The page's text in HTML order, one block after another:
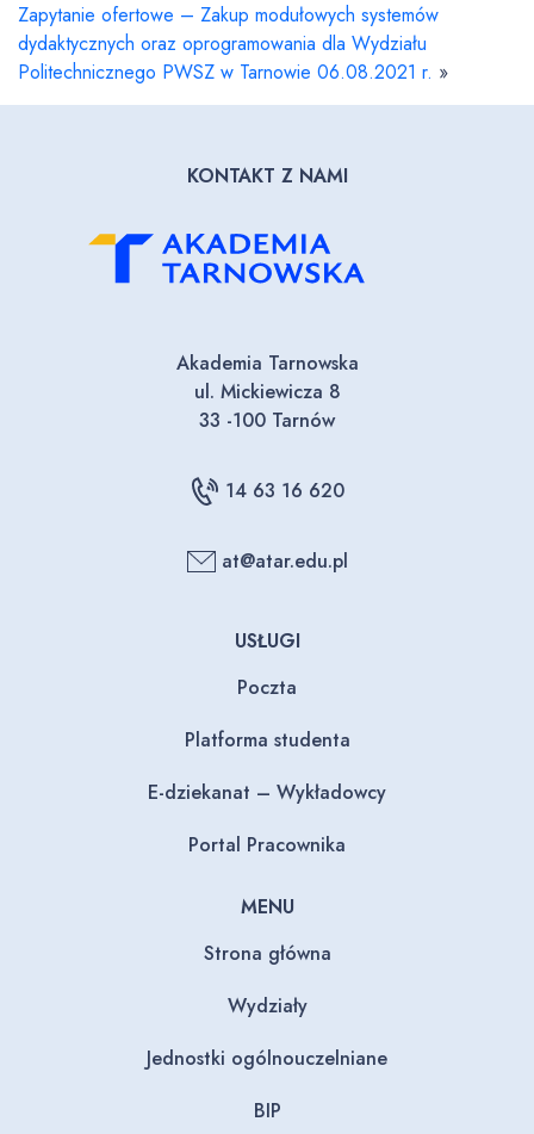
Zapytanie ofertowe – Zakup modułowych systemów
dydaktycznych oraz oprogramowania dla Wydziału
Politechnicznego PWSZ w Tarnowie 06.08.2021 r. »
KONTAKT Z NAMI
Akademia Tarnowska
ul. Mickiewicza 8
33 -100 Tarnów
14 63 16 620
at@atar.edu.pl
USŁUGI
Poczta
Platforma studenta
E-dziekanat – Wykładowcy
Portal Pracownika
MENU
Strona główna
Wydziały
Jednostki ogólnouczelniane
BIP